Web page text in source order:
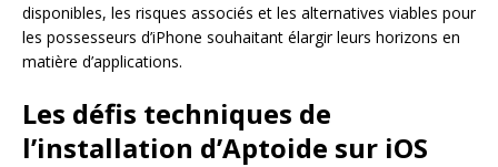
disponibles, les risques associés et les alternatives viables pour
les possesseurs d’iPhone souhaitant élargir leurs horizons en
matière d’applications.
Les défis techniques de
l’installation d’Aptoide sur iOS